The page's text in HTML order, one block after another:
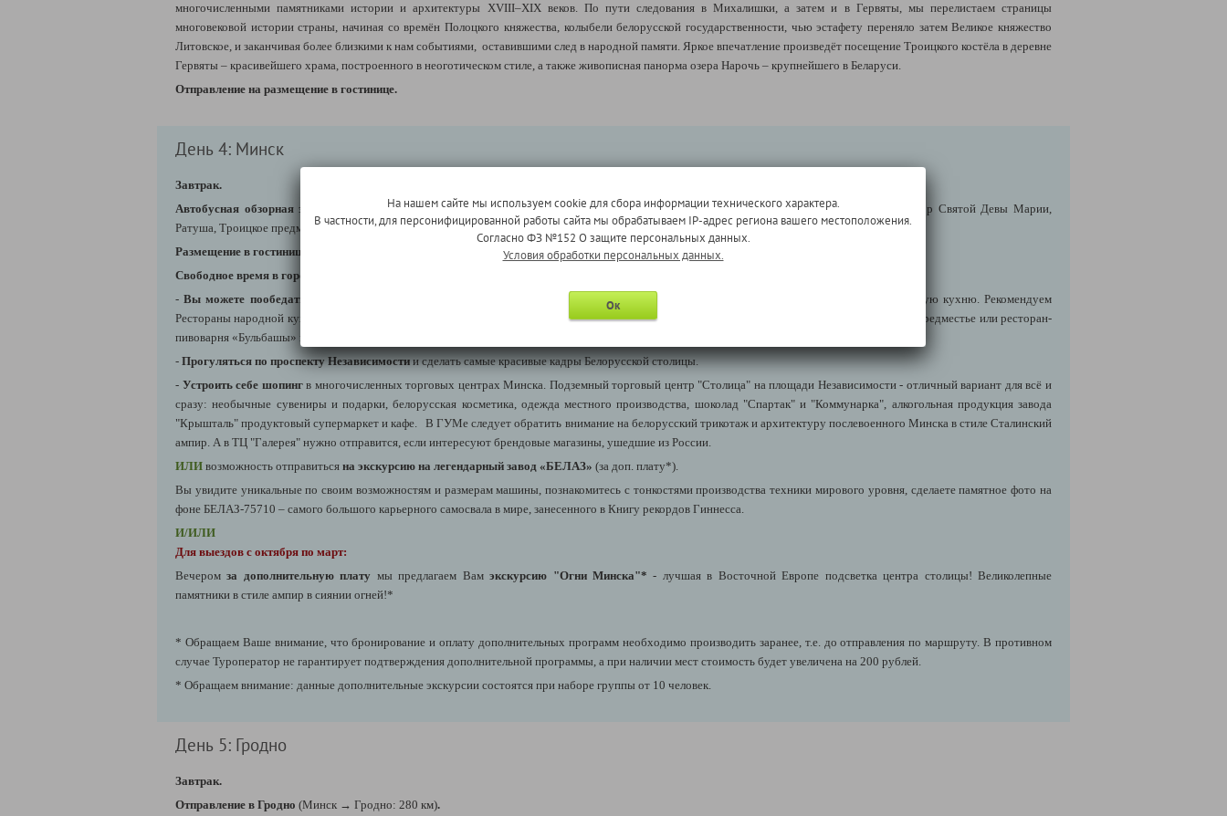
многочисленными памятниками истории и архитектуры ХVІІІ–ХІХ веков. По пути следования в Михалишки, а затем и в Гервяты, мы перелистаем страницы
многовековой истории страны, начиная со времён Полоцкого княжества, колыбели белорусской государственности, чью эстафету переняло затем Великое княжество
Литовское, и заканчивая более близкими к нам событиями, оставившими след в народной памяти. Яркое впечатление произведёт посещение Троицкого костёла в деревне
Гервяты – красивейшего храма, построенного в неоготическом стиле, а также живописная панорма озера Нарочь – крупнейшего в Беларуси.
Отправление на размещение в гостинице.
День 4: Минск
Завтрак.
Автобусная обзорная экскурсия по Минску:исторический центр, Верхний город, Свято-Духов Кафедральный собор, Католический собор Святой Девы Марии,
Ратуша, Троицкое предместье, улицы и площади белорусской столицы.
Размещение в гостинице.
Свободное время в городе на Ваш выбор:
-Вы можете пообедать
(самостоятельно, за доп. плату) в уютных кафе и ресторанчиках Минска и попробовать национальную белорусскую кухню. Рекомендуем
Рестораны народной кухни "Васильки", сеть ресторанов-бистро "Лидо", а для тех, кто хочет прогуляться кафе "Панский Дворик" в Раковском Предместье или ресторан-
пивоварня «Бульбашы» в Троицком Предместье.
- Прогуляться по проспекту Независимостии сделать самые красивые кадры Белорусской столицы.
- Устроить себе шопингв многочисленных торговых центрах Минска. Подземный торговый центр "Столица" на площади Независимости - отличный вариант для всё и
сразу: необычные сувениры и подарки, белорусская косметика, одежда местного производства, шоколад "Спартак" и "Коммунарка", алкогольная продукция завода
"Крышталь" продуктовый супермаркет и кафе. В ГУМе следует обратить внимание на белорусский трикотаж и архитектуру послевоенного Минска в стиле Сталинский
ампир. А в ТЦ "Галерея" нужно отправится, если интересуют брендовые магазины, ушедшие из России.
ИЛИ возможность отправиться на экскурсию на легендарный завод «БЕЛАЗ» (за доп. плату*).
Вы увидите уникальные по своим возможностям и размерам машины, познакомитесь с тонкостями производства техники мирового уровня, сделаете памятное фото на
фоне БЕЛАЗ-75710 – самого большого карьерного самосвала в мире, занесенного в Книгу рекордов Гиннесса.
И/ИЛИ
Для выездов с октября по март:
Вечеромза дополнительную плату мы предлагаем Вамэкскурсию "Огни Минска"* - лучшая в Восточной Европе подсветка центра столицы! Великолепные
памятники в стиле ампир в сиянии огней!*
* Обращаем Ваше внимание, что бронирование и оплату дополнительных программ необходимо производить заранее, т.е. до отправления по маршруту. В противном
случае Туроператор не гарантирует подтверждения дополнительной программы, а при наличии мест стоимость будет увеличена на 200 рублей.
* Обращаем внимание: данные дополнительные экскурсии состоятся при наборе группы от 10 человек.
День 5: Гродно
Завтрак.
Отправление в Гродно (Минск → Гродно: 280 км).
На нашем сайте мы используем cookie для сбора информации технического характера.
В частности, для персонифицированной работы сайта мы обрабатываем IP-адрес региона вашего местоположения.
Согласно ФЗ №152 О защите персональных данных.
Условия обработки персональных данных.
Ок